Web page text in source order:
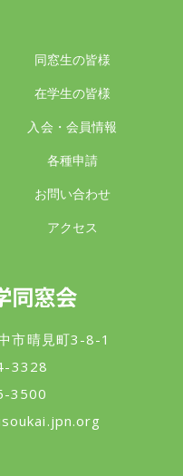
同窓生の皆様
在学生の皆様
入会・会員情報
各種申請
お問い合わせ
アクセス
市晴見町3-8-1
3328
3500